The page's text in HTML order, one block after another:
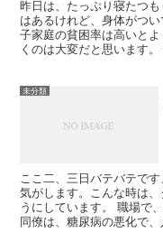
昨日は、たっぷり寝たつ
はあるけれど、身体がつ
子家庭の貧困率は高いと
くのは大変だと思います
未分類
ここ二、三日バテバテで
気がします。こんな時は
うにしています。 職場で
同僚は、糖尿病の悪化で